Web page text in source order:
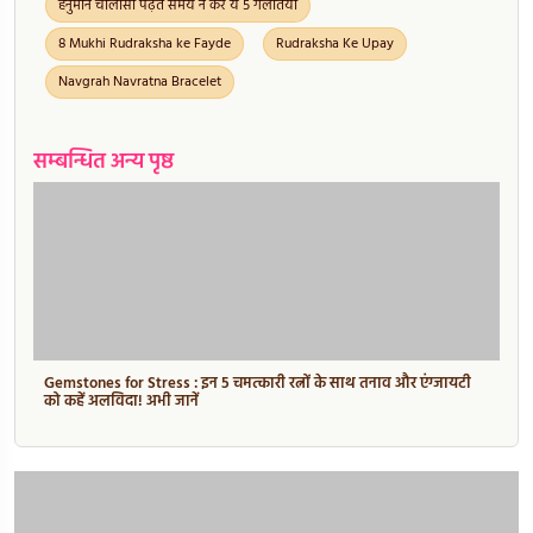
हनुमान चालीसा पढ़ते समय न करें ये 5 गलतियां
8 Mukhi Rudraksha ke Fayde
Rudraksha Ke Upay
Navgrah Navratna Bracelet
सम्बन्धित अन्य पृष्ठ
Gemstones for Stress : इन 5 चमत्कारी रत्नों के साथ तनाव और एंग्जायटी
को कहें अलविदा! अभी जानें